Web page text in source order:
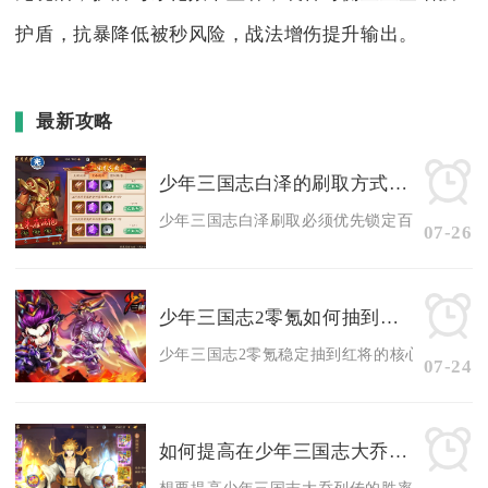
护盾，抗暴降低被秒风险，战法增伤提升输出。
最新攻略
少年三国志白泽的刷取方式应该注意哪些事项
少年三国志白泽刷取必须优先锁定百战沙场长
07-26
少年三国志2零氪如何抽到红将
少年三国志2零氪稳定抽到红将的核心方式是
07-24
如何提高在少年三国志大乔列传的胜率